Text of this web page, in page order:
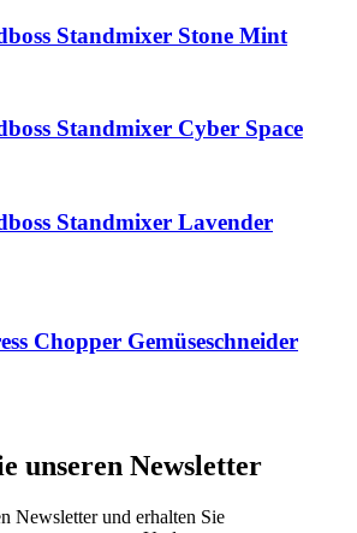
Standmixer Stone Mint
Standmixer Cyber Space
Standmixer Lavender
Chopper Gemüseschneider
unseren Newsletter
Newsletter und erhalten Sie